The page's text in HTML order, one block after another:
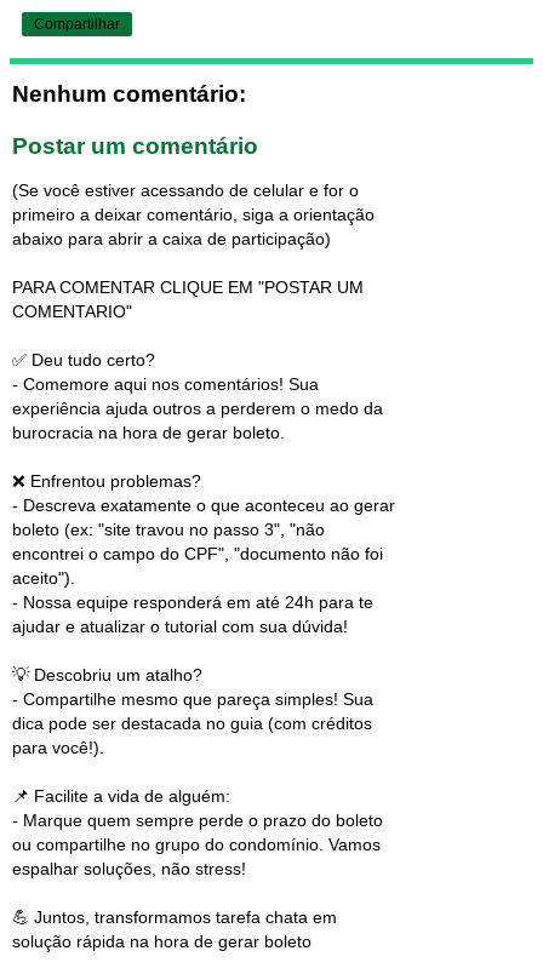
Compartilhar
Nenhum comentário:
Postar um comentário
(Se você estiver acessando de celular e for o
primeiro a deixar comentário, siga a orientação
abaixo para abrir a caixa de participação)
PARA COMENTAR CLIQUE EM "POSTAR UM
COMENTARIO"
✅ Deu tudo certo?
- Comemore aqui nos comentários! Sua
experiência ajuda outros a perderem o medo da
burocracia na hora de gerar boleto.
❌ Enfrentou problemas?
- Descreva exatamente o que aconteceu ao gerar
boleto (ex: "site travou no passo 3", "não
encontrei o campo do CPF", "documento não foi
aceito").
- Nossa equipe responderá em até 24h para te
ajudar e atualizar o tutorial com sua dúvida!
💡 Descobriu um atalho?
- Compartilhe mesmo que pareça simples! Sua
dica pode ser destacada no guia (com créditos
para você!).
📌 Facilite a vida de alguém:
- Marque quem sempre perde o prazo do boleto
ou compartilhe no grupo do condomínio. Vamos
espalhar soluções, não stress!
💪 Juntos, transformamos tarefa chata em
solução rápida na hora de gerar boleto